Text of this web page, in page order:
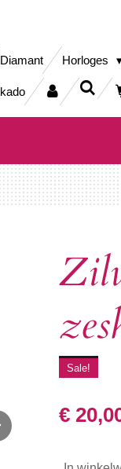
Diamant Horloges
Sale!
€